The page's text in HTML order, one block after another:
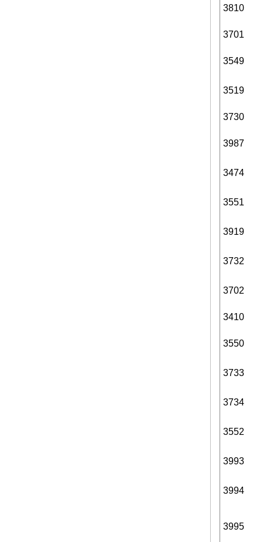
3810
3701
3549
3519
3730
3987
3474
3551
3919
3732
3702
3410
3550
3733
3734
3552
3993
3994
3995